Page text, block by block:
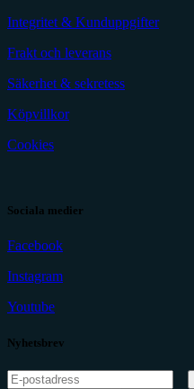
Integritet & Kunduppgifter
Frakt och leverans
Säkerhet & sekretess
Köpvillkor
Cookies
Sociala medier
Facebook
Instagram
Youtube
Nyhetsbrev